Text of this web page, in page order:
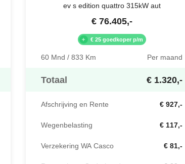
ev s edition quattro 315kW aut
€ 76.405,-
€ 25 goedkoper p/m
60 Mnd / 833 Km Per maand
Totaal € 1.320,-
Afschrijving en Rente € 927,-
Wegenbelasting € 117,-
Verzekering WA Casco € 81,-